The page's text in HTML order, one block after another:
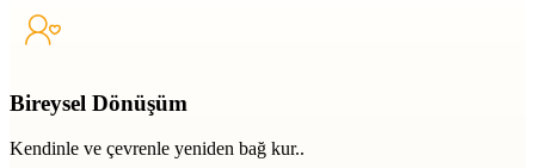
Bireysel Dönüşüm
Kendinle ve çevrenle yeniden bağ kur..